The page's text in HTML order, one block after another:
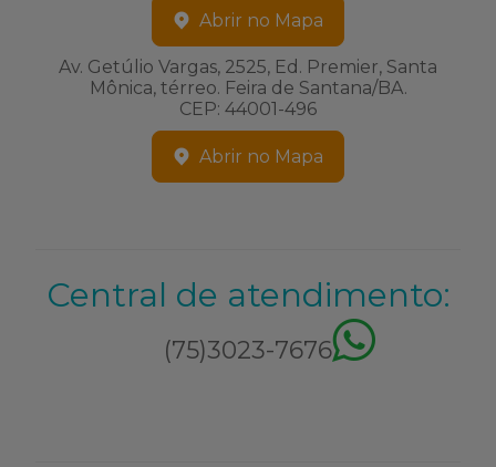
Abrir no Mapa
Av. Getúlio Vargas, 2525, Ed. Premier, Santa
Mônica, térreo. Feira de Santana/BA.
CEP: 44001-496
Abrir no Mapa
Central de atendimento:
(75)3023-7676